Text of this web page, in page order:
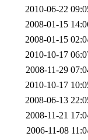
2010-06-22
2008-01-15
2008-01-15
2010-10-17
2008-11-29
2010-10-17
2008-06-13
2008-11-21
2006-11-08